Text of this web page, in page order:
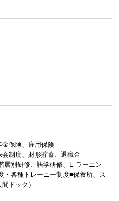
金保険、雇用保険
制度、財形貯蓄、退職金
層別研修、語学研修、E-ラーニン
・各種トレーニー制度■保養所、ス
ドック）